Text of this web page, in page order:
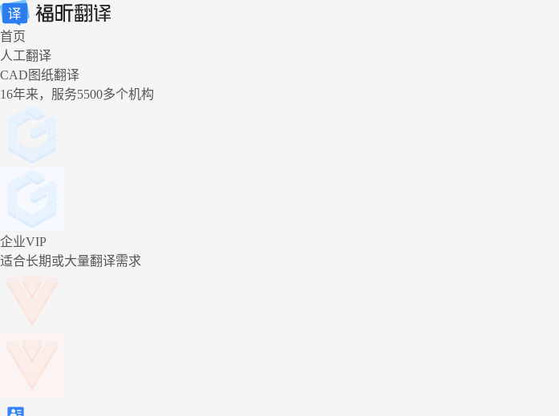
首页
人工翻译
CAD图纸翻译
16年来，服务5500多个机构
企业VIP
适合长期或大量翻译需求